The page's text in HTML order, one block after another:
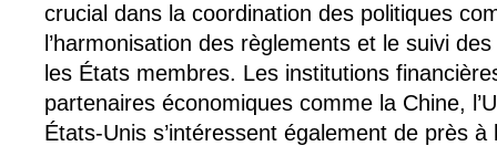
crucial dans la coordination des politiques
l’harmonisation des règlements et le suivi
les États membres. Les institutions
partenaires économiques comme la Chine,
États-Unis s’intéressent également de près à